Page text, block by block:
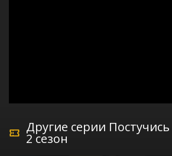
Другие серии
2 сезон